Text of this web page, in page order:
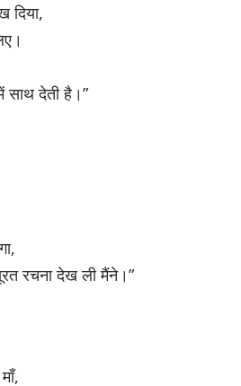
दिया,
साथ देती है।”
रचना देख ली मैंने।”